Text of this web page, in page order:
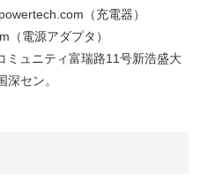
（充電器）
（電源アダプタ）
ミュニティ富瑞路11号新浩盛大
セン。